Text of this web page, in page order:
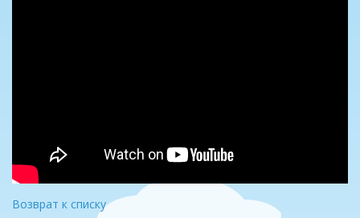
Возврат к списку